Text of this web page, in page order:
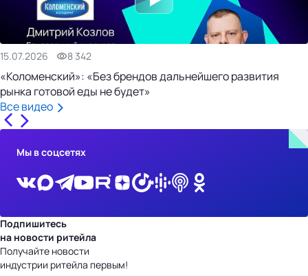
15.07.2026 8 342
«Коломенский»: «Без брендов дальнейшего развития
рынка готовой еды не будет»
Все видео
Мы в соцсетях
Подпишитесь
на новости ритейла
Получайте новости
индустрии ритейла первым!